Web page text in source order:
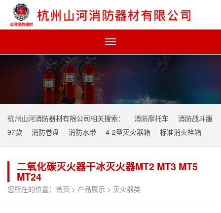
Toggle
杭州山河消防器材有限公司相关搜索： 消防摩托车
消防战斗服
97款
消防卷盘 消防水带 4-2型灭火器箱 标准消火栓箱
二氧化碳灭火器干冰灭火器MT2 MT3 MT5
MT24
您所在的位置： 首页 > 产品展示 > 灭火器类